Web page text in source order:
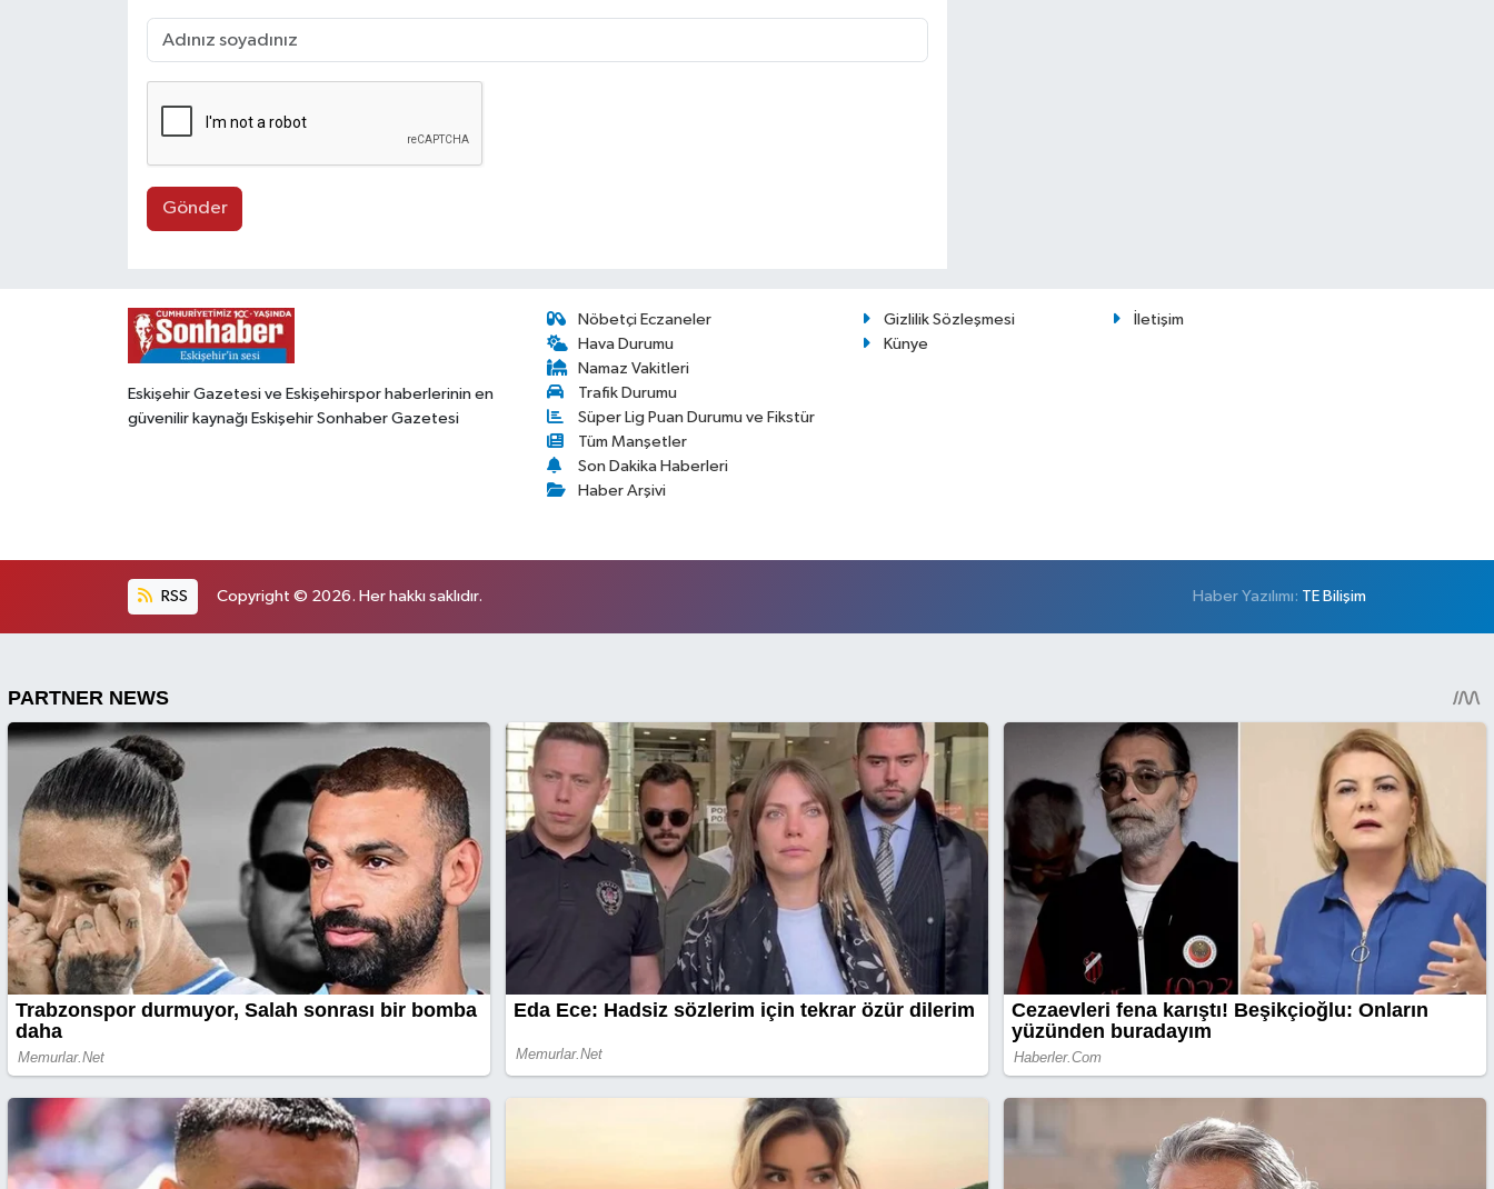
Gönder
Eskişehir Gazetesi ve Eskişehirspor haberlerinin en
güvenilir kaynağı Eskişehir Sonhaber Gazetesi
Nöbetçi Eczaneler
Hava Durumu
Namaz Vakitleri
Trafik Durumu
Süper Lig Puan Durumu ve Fikstür
Tüm Manşetler
Son Dakika Haberleri
Haber Arşivi
Gizlilik Sözleşmesi
İletişim
Künye
RSS Copyright © 2026. Her hakkı saklıdır. Haber Yazılımı: TE Bilişim